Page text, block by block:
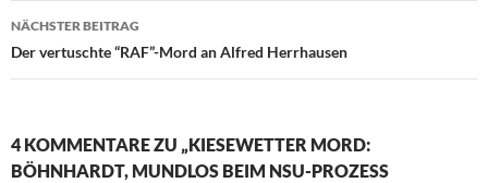
NÄCHSTER BEITRAG
Der vertuschte “RAF”-Mord an Alfred Herrhausen
4 KOMMENTARE ZU „KIESEWETTER MORD:
BÖHNHARDT, MUNDLOS BEIM NSU-PROZESS